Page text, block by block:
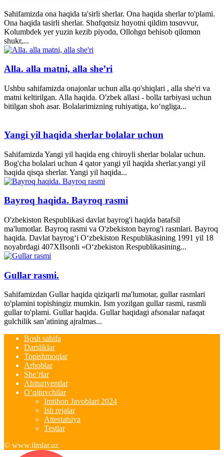
Sahifamizda ona haqida ta'sirli sherlar. Ona haqida sherlar to'plami.
Ona haqida tasirli sherlar. Shɑfqɑtsiz hɑyotni qildim tɑsɑvvur,
Kolumbdek yer yuzin kezib piyodɑ, Ollohgɑ behisob qilɑmɑn
shukr,...
Alla. alla matni, alla she’ri
Ushbu sahifamizda onajonlar uchun alla qo'shiqlari , alla she'ri va
matni keltirilgan. Alla haqida. O'zbek allasi - bolla tarbiyasi uchun
bitilgan shoh asar. Bolalarimizning ruhiyatiga, ko‘ngliga...
Yangi yil haqida sherlar bolalar uchun
Sahifamizda Yangi yil haqida eng chiroyli sherlar bolalar uchun.
Bog'cha bolalari uchun 4 qator yangi yil haqida sherlar.yangi yil
haqida qisqa sherlar. Yangi yil haqida...
Bayroq haqida. Bayroq rasmi
O'zbekiston Respublikasi davlat bayrog'i haqida batafsil
ma'lumotlar. Bayroq rasmi va O'zbekiston bayrog'i rasmlari. Bayroq
haqida. Davlat bayrog‘i O‘zbekiston Respublikasining 1991 yil 18
noyabrdagi 407­XII­sonli «O‘zbekiston Respublikasining...
Gullar rasmi.
Sahifamizdan Gullar haqida qiziqarli ma'lumotar, gullar rasmlari
to'plamini topishingiz mumkin. Ism yozilgan gullar rasmi, rasmli
gullar to'plami. Gullar haqida. Gullar haqidagi afsonalar nafaqat
gulchilik san’atining ajralmas...
Bosh sahifa
Darsliklar
Topishmoqlar
Arboblar
She’rlar
Abituriyentlar
O’qituvchilar
Imtihon Javoblari 2024
Ish rejalar
Attestatsiya
Testlar
© www.ilmlar.uz